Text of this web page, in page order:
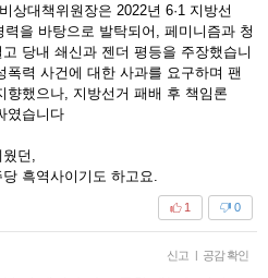
상대책위원장은 2022년 6·1 지방선
을 바탕으로 발탁되어, 페미니즘과 청
당내 쇄신과 젠더 평등을 주장했습니
폭력 사건에 대한 사과를 요구하며 팬
향했으나, 지방선거 패배 후 책임론
였습니다
던,
흑역사이기도 하고요.
0
1
신고 | 공감 확인